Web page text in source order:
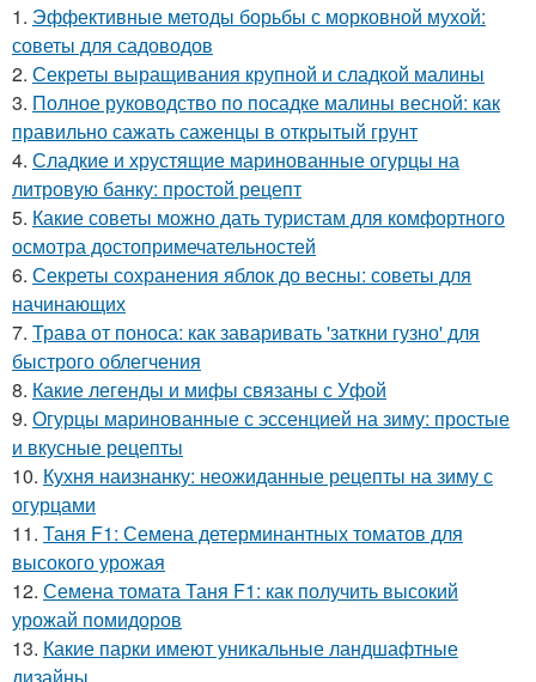
1. Эффективные методы борьбы с морковной мухой:
советы для садоводов
2. Секреты выращивания крупной и сладкой малины
3. Полное руководство по посадке малины весной: как
правильно сажать саженцы в открытый грунт
4. Сладкие и хрустящие маринованные огурцы на
литровую банку: простой рецепт
5. Какие советы можно дать туристам для комфортного
осмотра достопримечательностей
6. Секреты сохранения яблок до весны: советы для
начинающих
7. Трава от поноса: как заваривать 'заткни гузно' для
быстрого облегчения
8. Какие легенды и мифы связаны с Уфой
9. Огурцы маринованные с эссенцией на зиму: простые
и вкусные рецепты
10. Кухня наизнанку: неожиданные рецепты на зиму с
огурцами
11. Таня F1: Семена детерминантных томатов для
высокого урожая
12. Семена томата Таня F1: как получить высокий
урожай помидоров
13. Какие парки имеют уникальные ландшафтные